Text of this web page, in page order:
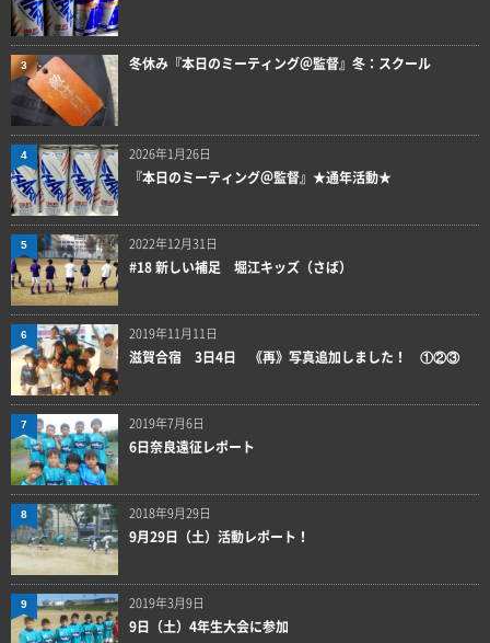
冬休み『本日のミーティング＠監督』冬：スクール
3
2026年1月26日
『本日のミーティング＠監督』★通年活動★
4
2022年12月31日
#18 新しい補足 堀江キッズ（さば）
5
2019年11月11日
滋賀合宿 3日4日 《再》写真追加しました！ ①②③
6
2019年7月6日
6日奈良遠征レポート
7
2018年9月29日
9月29日（土）活動レポート！
8
2019年3月9日
9日（土）4年生大会に参加
9